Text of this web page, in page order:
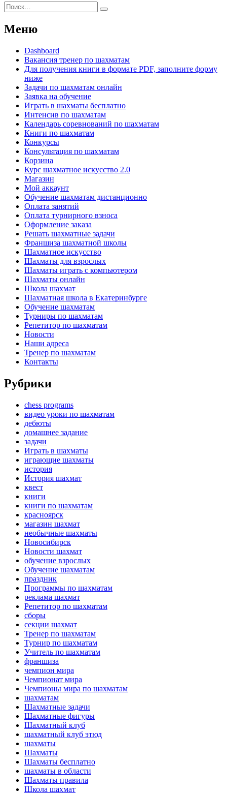
Искать:
Поиск
Меню
Dashboard
Вакансия тренер по шахматам
Для получения книги в формате PDF, заполните форму
ниже
Задачи по шахматам онлайн
Заявка на обучение
Играть в шахматы бесплатно
Интенсив по шахматам
Календарь соревнований по шахматам
Книги по шахматам
Конкурсы
Консультация по шахматам
Корзина
Курс шахматное искусство 2.0
Магазин
Мой аккаунт
Обучение шахматам дистанционно
Оплата занятий
Оплата турнирного взноса
Оформление заказа
Решать шахматные задачи
Франшиза шахматной школы
Шахматное искусство
Шахматы для взрослых
Шахматы играть с компьютером
Шахматы онлайн
Школа шахмат
Шахматная школа в Екатеринбурге
Обучение шахматам
Турниры по шахматам
Репетитор по шахматам
Новости
Наши адреса
Тренер по шахматам
Контакты
Рубрики
chess programs
видео уроки по шахматам
дебюты
домашнее задание
задачи
Играть в шахматы
играющие шахматы
история
История шахмат
квест
книги
книги по шахматам
красноярск
магазин шахмат
необычные шахматы
Новосибирск
Новости шахмат
обучение взрослых
Обучение шахматам
праздник
Программы по шахматам
реклама шахмат
Репетитор по шахматам
сборы
секции шахмат
Тренер по шахматам
Турнир по шахматам
Учитель по шахматам
франшиза
чемпион мира
Чемпионат мира
Чемпионы мира по шахматам
шахматам
Шахматные задачи
Шахматные фигуры
Шахматный клуб
шахматный клуб этюд
шахматы
Шахматы
Шахматы бесплатно
шахматы в области
Шахматы правила
Школа шахмат